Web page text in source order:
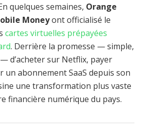
quelques semaines, Orange
Moneyont officialisé le
cartes virtuelles prépayées
. Derrière la promesse — simple,
d’acheter sur Netflix, payer
un abonnement SaaS depuis son
une transformation plus vaste
financière numérique du pays.